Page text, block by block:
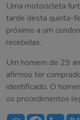
Uma motocicleta
tarde desta quinta-
próximo a um
recebidas.
Um homem de 29
afirmou ter
identificado. O
os procedimentos